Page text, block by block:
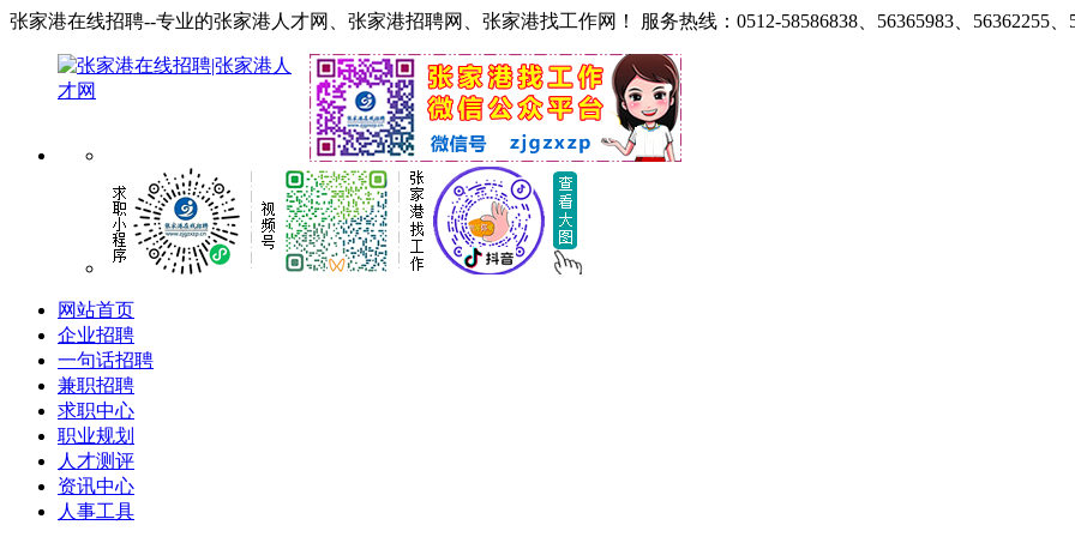
张家港在线招聘--专业的张家港人才网、张家港招聘网、张家港找工作网！ 服务热线：0512-58586838、56365983、56362255、
网站首页
企业招聘
一句话招聘
兼职招聘
求职中心
职业规划
人才测评
资讯中心
人事工具